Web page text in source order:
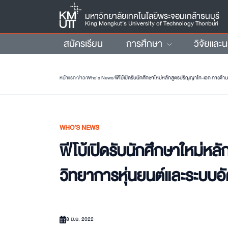
มหาวิทยาลัยเทคโนโลยีพระจอมเกล้าธนบุรี
King Mongkut’s University of Technology Thonburi
สมัครเรียน การศึกษา วิจัยและ
หน้าแรก/ข่าว/Who’s News/ฟีโบ้เปิดรับนักศึกษาใหม่หลักสูตรปริญญาโท-เอก ทางด้า
WHO’S NEWS
ฟีโบ้เปิดรับนักศึกษาใหม่ห
วิทยาการหุ่นยนต์และระบบ
8 มิ.ย. 2022